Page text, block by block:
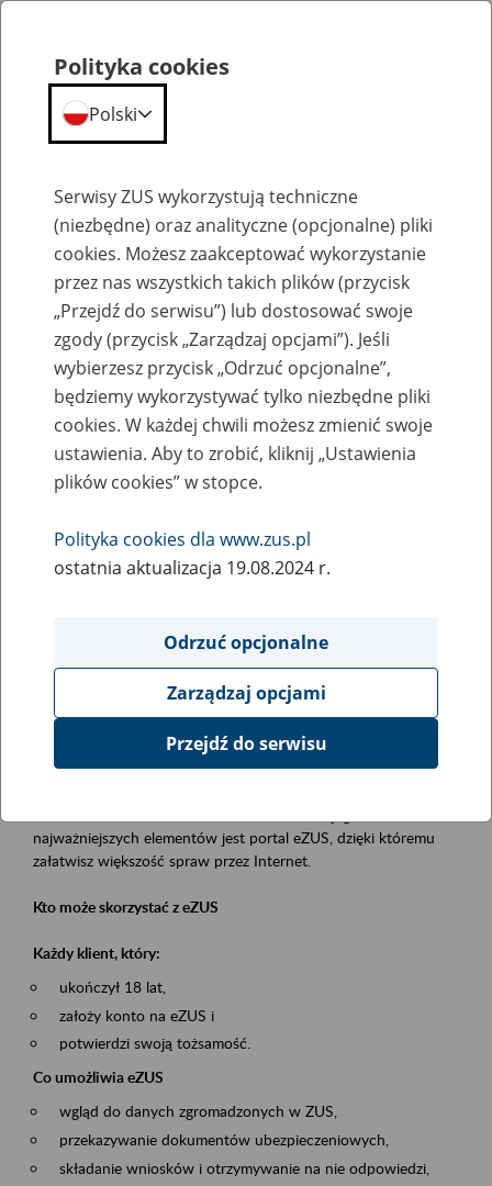
Szkolenia
Zaproś ZUS do siebie - zakładanie profili
eZUS w siedzibie Twojej firmy
Rodzaj wydarzenia
Szkolenia
Obszar merytoryczny
obsługa klientów
Opis wydarzenia
Platforma Usług Elektronicznych eZUS
najważniejszych elementów jest portal eZUS, dzięki któremu
załatwisz większość spraw przez Internet.
Kto może skorzystać z eZUS
Każdy klient, który:
ukończył 18 lat,
założy konto na eZUS i
potwierdzi swoją tożsamość.
Co umożliwia eZUS
wgląd do danych zgromadzonych w ZUS,
przekazywanie dokumentów ubezpieczeniowych,
składanie wniosków i otrzymywanie na nie odpowiedzi,
Polityka cookies
Polski
Serwisy ZUS wykorzystują techniczne
(niezbędne) oraz analityczne (opcjonalne) pliki
cookies. Możesz zaakceptować wykorzystanie
przez nas wszystkich takich plików (przycisk
„Przejdź do serwisu”) lub dostosować swoje
zgody (przycisk „Zarządzaj opcjami”). Jeśli
wybierzesz przycisk „Odrzuć opcjonalne”,
będziemy wykorzystywać tylko niezbędne pliki
cookies. W każdej chwili możesz zmienić swoje
ustawienia. Aby to zrobić, kliknij „Ustawienia
plików cookies” w stopce.
Polityka cookies dla www.zus.pl
ostatnia aktualizacja 19.08.2024 r.
Odrzuć opcjonalne
Zarządzaj opcjami
Przejdź do serwisu